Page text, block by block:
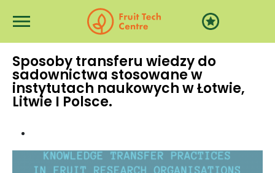
Sposoby transferu wiedzy do
sadownictwa stosowane w
instytutach naukowych w Łotwie,
Litwie I Polsce.